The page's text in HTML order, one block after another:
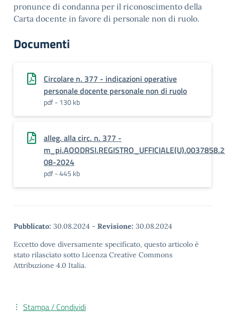
pronunce di condanna per il riconoscimento della
Carta docente in favore di personale non di ruolo.
Documenti
Circolare n. 377 - indicazioni operative
personale docente personale non di ruolo
pdf - 130 kb
alleg. alla circ. n. 377 -
08-2024
pdf - 445 kb
Pubblicato: 30.08.2024 - Revisione: 30.08.2024
Eccetto dove diversamente specificato, questo articolo è
stato rilasciato sotto Licenza Creative Commons
Attribuzione 4.0 Italia.
Stampa / Condividi